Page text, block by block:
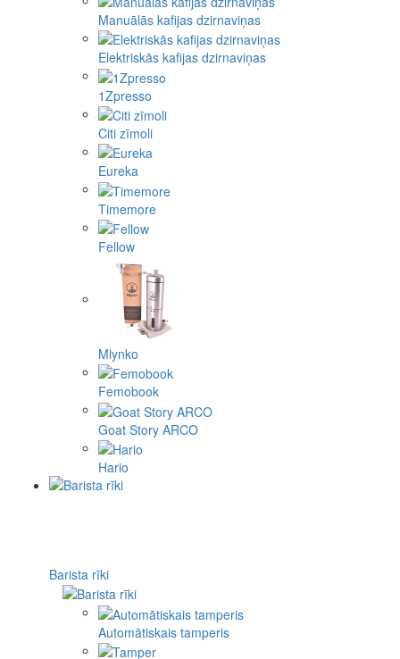
Manuālās kafijas dzirnaviņas
Elektriskās kafijas dzirnaviņas
1Zpresso
Citi zīmoli
Eureka
Timemore
Fellow
Mlynko
Femobook
Goat Story ARCO
Hario
Barista rīki
Automātiskais tamperis